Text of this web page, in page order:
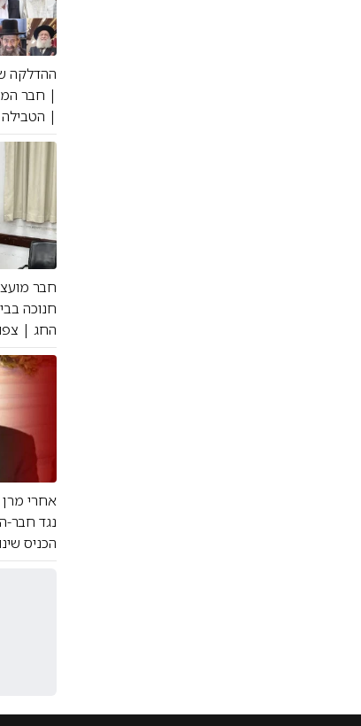
ההדלקה
| חבר
|
חבר
חנוכה
החג |
אחרי
נגד חבר-
הכניס